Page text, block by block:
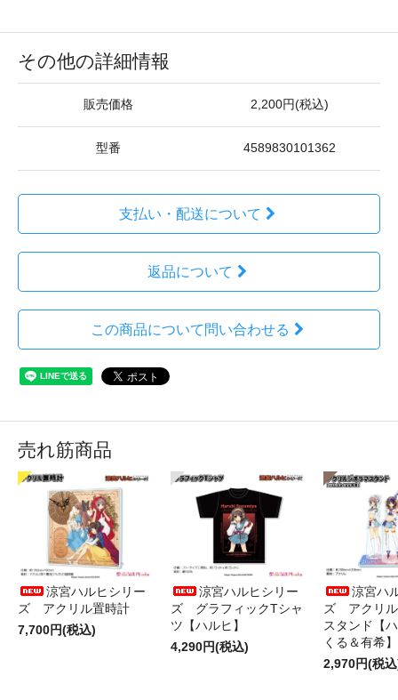
その他の詳細情報
販売価格 2,200円(税込)
型番 4589830101362
支払い・配送について
返品について
この商品について問い合わせる
売れ筋商品
涼宮ハルヒシリー
ズ アクリル置時計
7,700円(税込)
涼宮ハルヒシリー
ズ グラフィックTシャ
ツ【ハルヒ】
4,290円(税込)
涼宮ハ
ズ アクリル
スタンド【
くる＆有希】
2,970円(税